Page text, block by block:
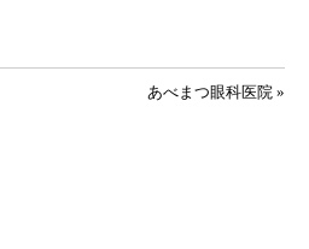
あべまつ眼科医院 »